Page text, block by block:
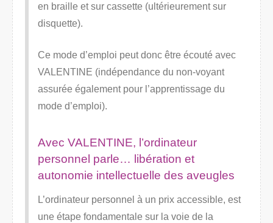
en braille et sur cassette (ultérieurement sur
disquette).
Ce mode d’emploi peut donc être écouté avec
VALENTINE (indépendance du non-voyant
assurée également pour l’apprentissage du
mode d’emploi).
Avec VALENTINE, l’ordinateur
personnel parle… libération et
autonomie intellectuelle des aveugles
L’ordinateur personnel à un prix accessible, est
une étape fondamentale sur la voie de la